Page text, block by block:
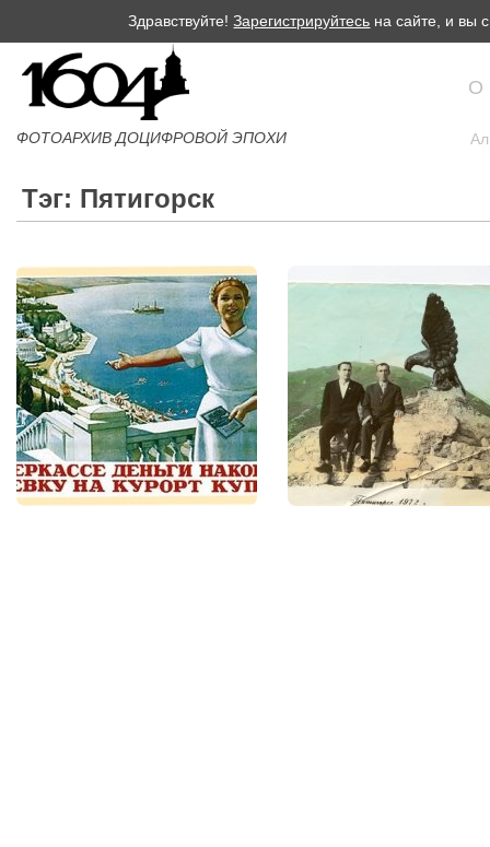
Здравствуйте!Зарегистрируйтесь на сайте, и вы
ФОТОАРХИВ ДОЦИФРОВОЙ ЭПОХИ
О
Тэг: Пятигорск